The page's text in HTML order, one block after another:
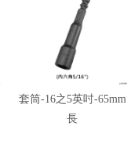
套筒-16之5英吋-65mm
長